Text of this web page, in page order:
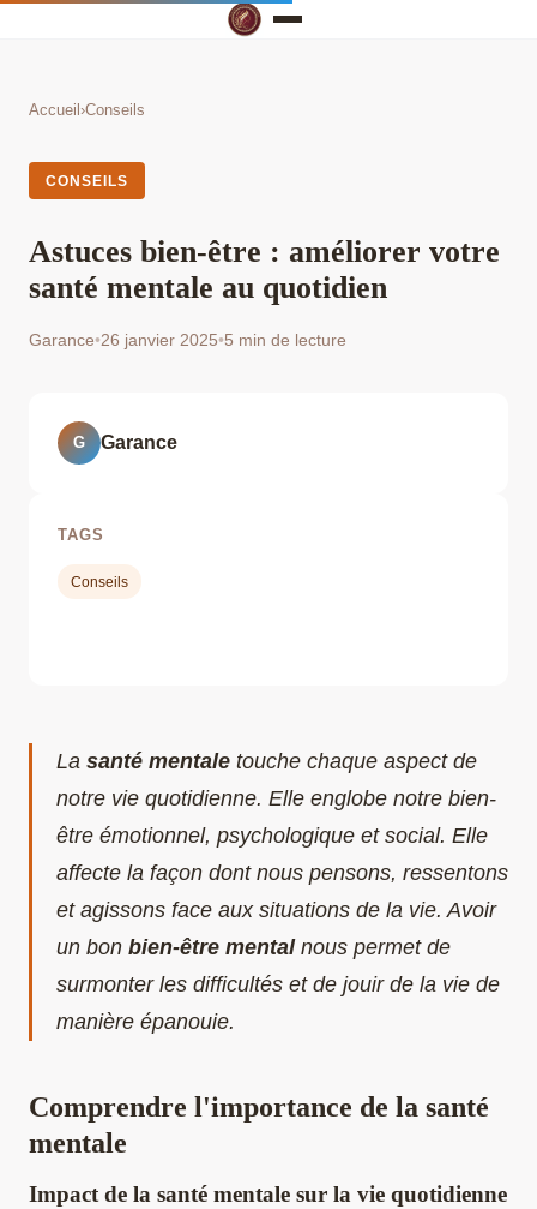
Accueil ›Conseils
CONSEILS
Astuces bien-être : améliorer votre
santé mentale au quotidien
Garance•26 janvier 2025•5 min de lecture
La santé mentale touche chaque aspect de
notre vie quotidienne. Elle englobe notre bien-
être émotionnel, psychologique et social. Elle
affecte la façon dont nous pensons, ressentons
et agissons face aux situations de la vie. Avoir
un bon bien-être mentalnous permet de
surmonter les difficultés et de jouir de la vie de
manière épanouie.
Comprendre l'importance de la santé
mentale
Impact de la santé mentale sur la vie quotidienne
G Garance
TAGS
Conseils